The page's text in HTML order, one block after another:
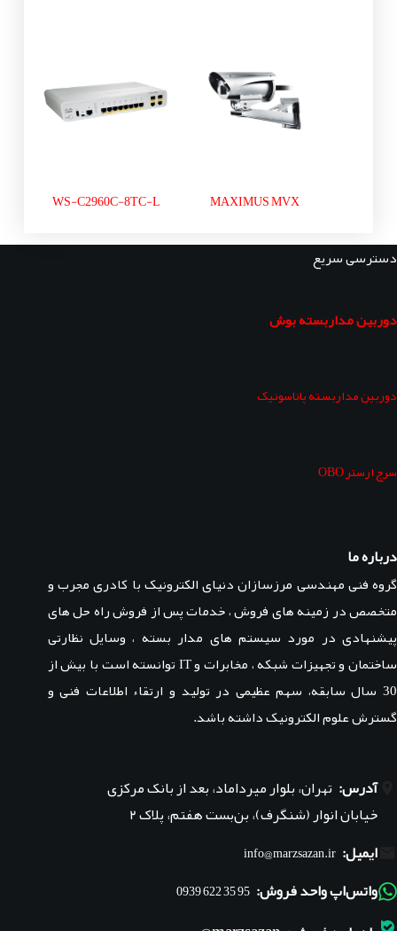
MAXIMUS MVX
WS-C2960C-8TC-L
دسترسی سریع
دوربین مداربسته بوش
دوربین مداربسته پاناسونیک
سرج ارستر OBO
درباره ما
گروه فنی مهندسی مرزسازان دنیای الکترونیک با کادری مجرب و
متخصص در زمینه های فروش ، خدمات پس از فروش راه حل های
پیشنهادی در مورد سیستم های مدار بسته ، وسایل نظارتی
ساختمان و تجهیزات شبکه ، مخابرات و IT توانسته است با بیش از
30 سال سابقه، سهم عظیمی در تولید و ارتقاء اطلاعات فنی و
گسترش علوم الکترونیک داشته باشد.
آدرس: تهران، بلوار میرداماد، بعد از بانک مرکزی
خیابان انوار (شنگرف)، بن‌بست هفتم، پلاک ۲
ایمیل: info@marzsazan.ir
واتس‌اپ واحد فروش: 95 35 622 0939